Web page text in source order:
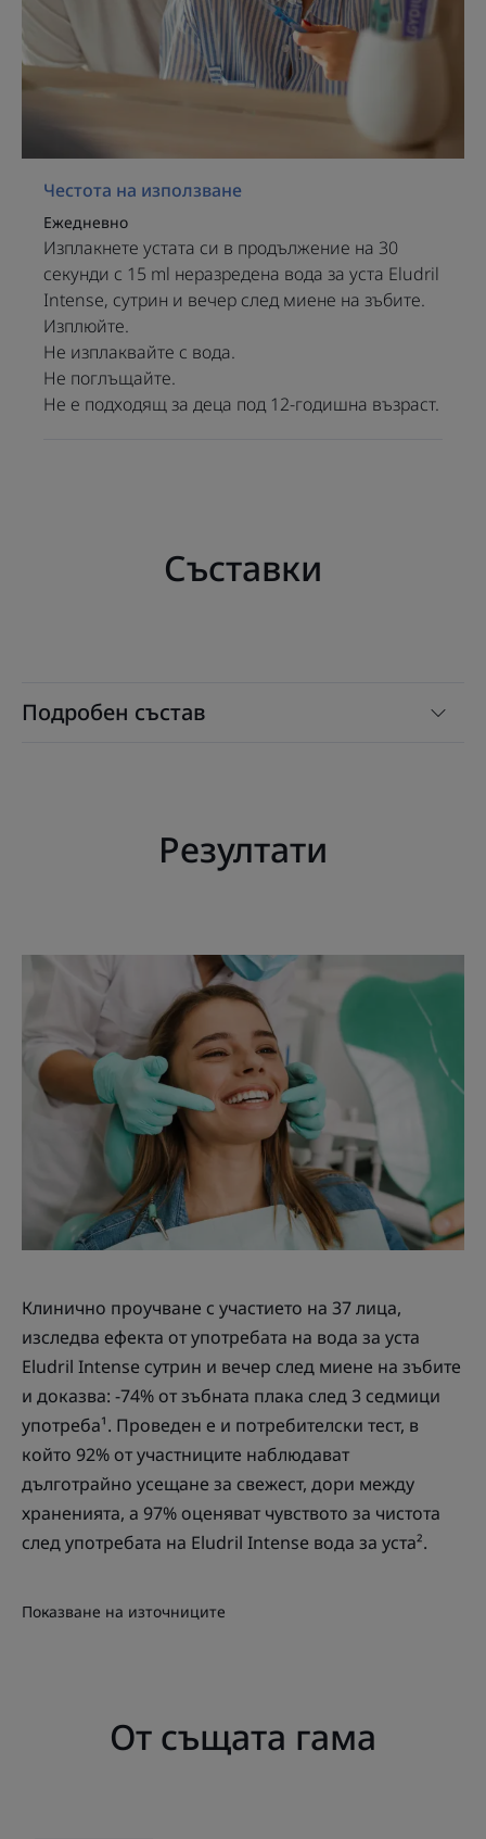
Intense е подходящо
ежедневно решение,
благодарение на интензивния
си и изключителен ментов
вкус, който спомага да се
свежест в устата за
продължително време. Освен
това антибактериалният ѝ
агент помага да се намали
развитието на бактериите,
причиняващи зъбна плака.
• ГОТОВА ЗА УПОТРЕБА: Използвайте вода за уста
Eludril Intense за дълготраен свеж дъх, сутрин и
тинейджъри на възраст над 12 години.
Честота на използване
Ежедневно
Изплакнете устата си в продължение на 30
секунди с 15 ml неразредена вода за уста Eludril
Intense, сутрин и вечер след миене на зъбите.
Изплюйте.
Не изплаквайте с вода.
Не поглъщайте.
Не е подходящ за деца под 12-годишна възраст.
Съставки
Подробен състав
Резултати
Клинично проучване с участието на 37 лица,
изследва ефекта от употребата на вода за уста
Eludril Intense сутрин и вечер след миене на зъбите
и доказва: -74% от зъбната плака след 3 седмици
употреба¹. Проведен е и потребителски тест, в
който 92% от участниците наблюдават
дълготрайно усещане за свежест, дори между
храненията, а 97% оценяват чувството за чистота
след употребата на Eludril Intense вода за уста².
Показване на източниците
От същата гама